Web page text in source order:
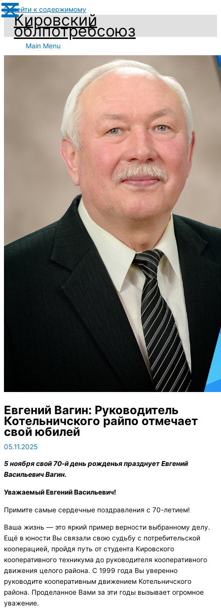
Перейти к содержимому
Кировский
облпотребсоюз
Main Menu
Евгений Вагин: Руководитель
Котельничского райпо отмечает
свой юбилей
05.11.2025
5 ноября свой 70-й день рожденья празднует Евгений
Васильевич Вагин.
Уважаемый Евгений Васильевич!
Примите самые сердечные поздравления с 70-летием!
Ваша жизнь — это яркий пример верности выбранному делу.
Ещё в юности Вы связали свою судьбу с потребительской
кооперацией, пройдя путь от студента Кировского
кооперативного техникума до руководителя кооперативного
движения целого района. С 1999 года Вы уверенно
руководите кооперативным движением Котельничского
района. Проделанное Вами за эти годы вызывает огромное
уважение.